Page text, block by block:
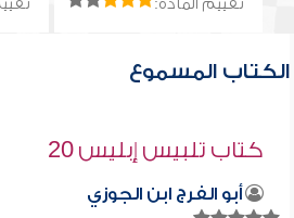
تقييم المادة:
الكتاب المسموع
كتاب تلبيس إبليس 20
أبو الفرج ابن الجوزي